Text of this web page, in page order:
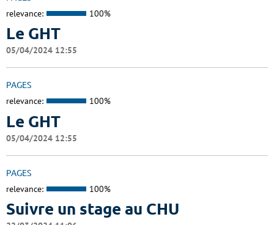
relevance: 100%
Le GHT
05/04/2024 12:55
PAGES
relevance: 100%
Le GHT
05/04/2024 12:55
PAGES
relevance: 100%
Suivre un stage au CHU